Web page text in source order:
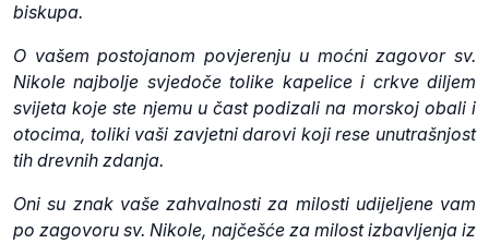
biskupa.
O vašem postojanom povjerenju u moćni zagovor sv.
Nikole najbolje svjedoče tolike kapelice i crkve diljem
svijeta koje ste njemu u čast podizali na morskoj obali i
otocima, toliki vaši zavjetni darovi koji rese unutrašnjost
tih drevnih zdanja.
Oni su znak vaše zahvalnosti za milosti udijeljene vam
po zagovoru sv. Nikole, najčešće za milost izbavljenja iz